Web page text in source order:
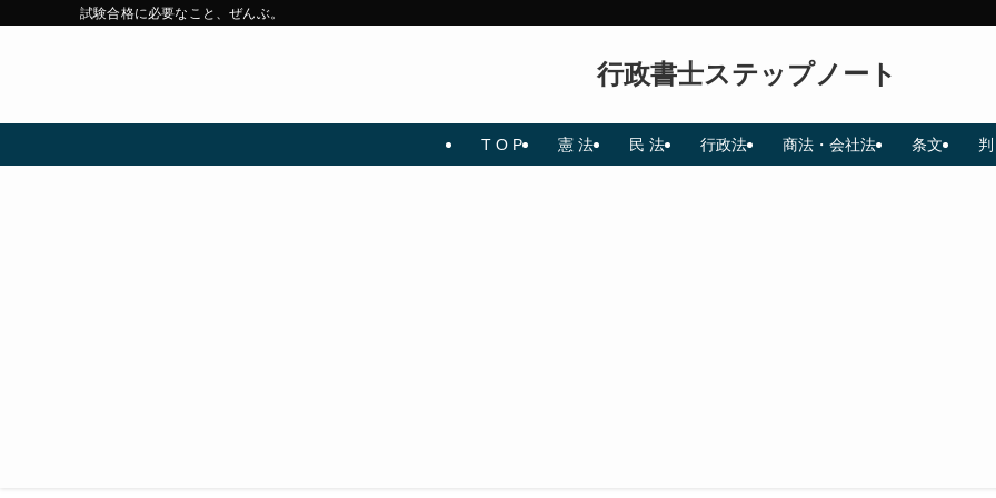
試験合格に必要なこと、ぜんぶ。
行政書士ステップノート
T O P 憲 法 民 法 行政法 商法・会社法 条文